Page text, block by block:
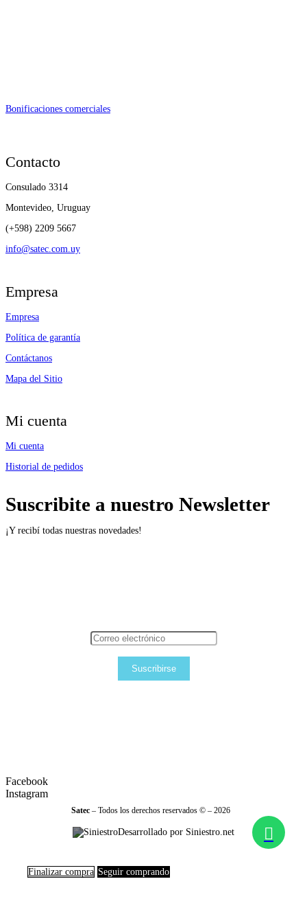
Bonificaciones comerciales
Contacto
Consulado 3314
Montevideo, Uruguay
(+598) 2209 5667
info@satec.com.uy
Empresa
Empresa
Política de garantía
Contáctanos
Mapa del Sitio
Mi cuenta
Mi cuenta
Historial de pedidos
Suscribite a nuestro Newsletter
¡Y recibí todas nuestras novedades!
Suscribirse
Facebook
Instagram
Satec – Todos los derechos reservados © – 2026
Desarrollado por Siniestro.net
Finalizar compra Seguir comprando